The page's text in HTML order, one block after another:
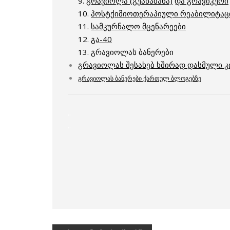
10. პოსტქიმიოთერაპიული
11. სამკურნალო მცენარეები
12. გა-40
13. გრავიოლას ბანერები
გრავიოლას შესახებ ხშირად დასმული
გრავიოლას ბანერები ქართულ ბლოგებზე